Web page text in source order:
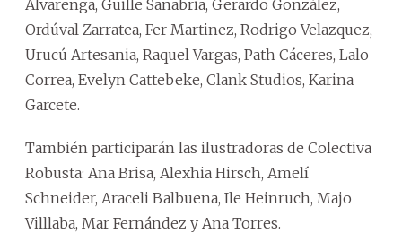
Alvarenga, Guille Sanabria, Gerardo González,
Ordúval Zarratea, Fer Martinez, Rodrigo Velazquez,
Urucú Artesania, Raquel Vargas, Path Cáceres, Lalo
Correa, Evelyn Cattebeke, Clank Studios, Karina
Garcete.
También participarán las ilustradoras de Colectiva
Robusta: Ana Brisa, Alexhia Hirsch, Amelí
Schneider, Araceli Balbuena, Ile Heinruch, Majo
Villlaba, Mar Fernández y Ana Torres.